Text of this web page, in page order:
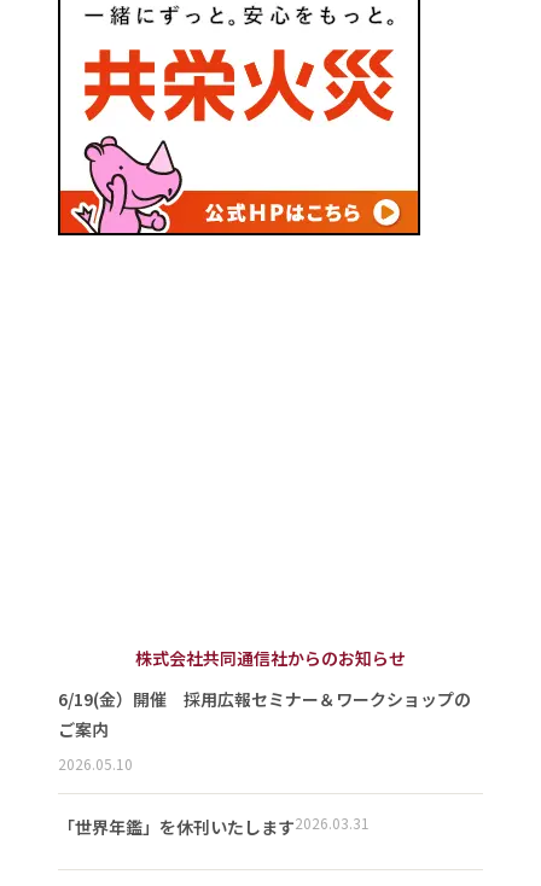
株式会社共同通信社からのお知らせ
6/19(金）開催 採用広報セミナー＆ワークショップの
ご案内
2026.05.10
「世界年鑑」を休刊いたします2026.03.31